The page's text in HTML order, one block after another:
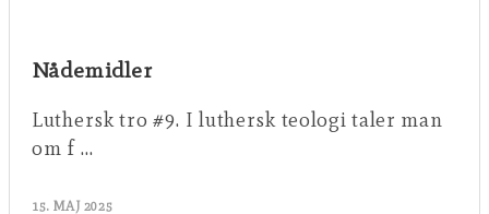
Nådemidler
Luthersk tro #9. I luthersk teologi taler man
om f …
15. MAJ 2025